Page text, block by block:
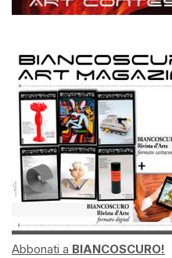
Abbonati a BIANCOSCURO!